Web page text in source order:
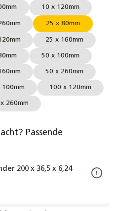
10 x 120mm
25 x 80mm
25 x 160mm
50 x 100mm
50 x 260mm
100mm 100 x 120mm
260mm
Passende
200 x 36,5 x 6,24